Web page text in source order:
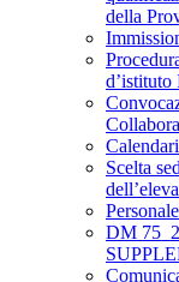
della
Scelta
DM